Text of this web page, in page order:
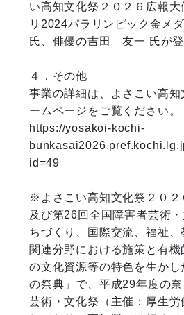
い高知文化祭２０２６広報
リ2024パラリンピック金メ
氏、俳優の吉田　友一 氏が登
４．その他
事業の詳細は、よさこい高
ームページをご覧ください。
https://yosakoi-kochi-
id=49
※よさこい高知文化祭２０２
及び第26回全国障害者芸術
ちづくり、国際交流、福祉
関連分野における施策と有
の文化資源等の特色を生か
の祭典」で、平成29年度の
芸術・文化祭（主催：厚生